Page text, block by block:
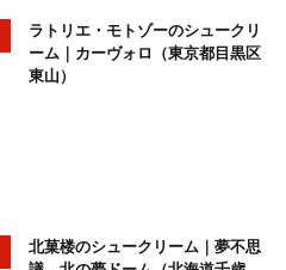
ラトリエ・モトゾーのシュークリ
ーム｜カーヴォロ（東京都目黒区
東山）
北菓楼のシュークリーム｜夢不思